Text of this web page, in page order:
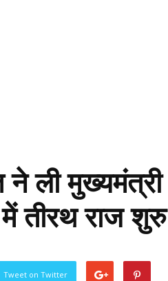
ने ली
तीरथ राज शुरु
Tweet on Twitter